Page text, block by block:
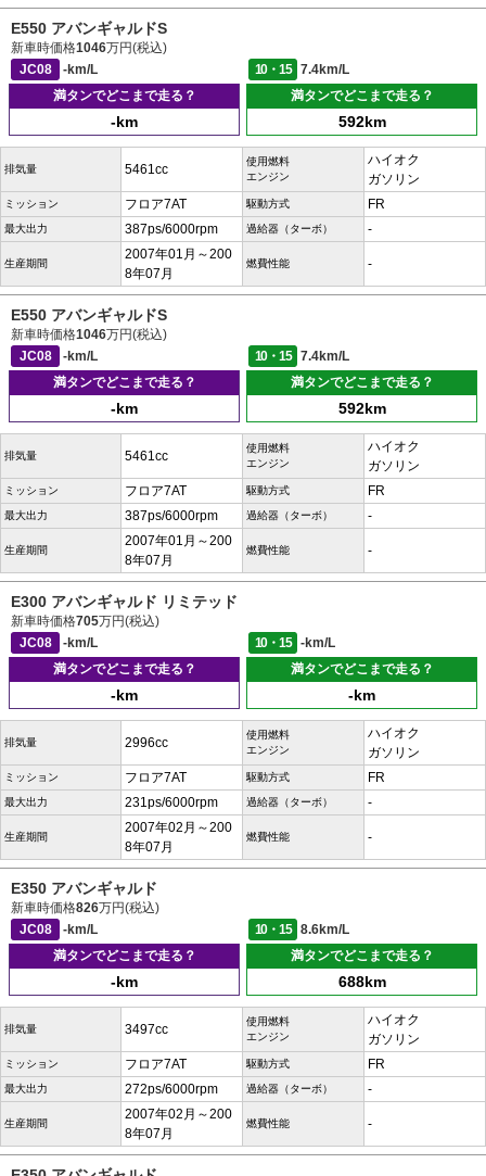
E550 アバンギャルドS
新車時価格1046万円(税込)
JC08
-km/L 10・15
7.4km/L
満タンでどこまで走る？
-km
満タンでどこまで走る？
592km
排気量 5461cc
使用燃料
エンジン
ハイオク
ガソリン
ミッション フロア7AT 駆動方式 FR
最大出力 387ps/6000rpm 過給器（ターボ） -
生産期間
2007年01月～200
8年07月
燃費性能 -
E550 アバンギャルドS
新車時価格1046万円(税込)
JC08
-km/L 10・15
7.4km/L
満タンでどこまで走る？
-km
満タンでどこまで走る？
592km
排気量 5461cc
使用燃料
エンジン
ハイオク
ガソリン
ミッション フロア7AT 駆動方式 FR
最大出力 387ps/6000rpm 過給器（ターボ） -
生産期間
2007年01月～200
8年07月
燃費性能 -
E300 アバンギャルド リミテッド
新車時価格705万円(税込)
JC08
-km/L 10・15
-km/L
満タンでどこまで走る？
-km
満タンでどこまで走る？
-km
排気量 2996cc
使用燃料
エンジン
ハイオク
ガソリン
ミッション フロア7AT 駆動方式 FR
最大出力 231ps/6000rpm 過給器（ターボ） -
生産期間
2007年02月～200
8年07月
燃費性能 -
E350 アバンギャルド
新車時価格826万円(税込)
JC08
-km/L 10・15
8.6km/L
満タンでどこまで走る？
-km
満タンでどこまで走る？
688km
排気量 3497cc
使用燃料
エンジン
ハイオク
ガソリン
ミッション フロア7AT 駆動方式 FR
最大出力 272ps/6000rpm 過給器（ターボ） -
生産期間
2007年02月～200
8年07月
燃費性能 -